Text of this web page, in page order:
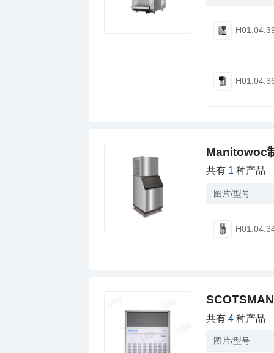
Manitowoc
共有 1 种产品
图片/型号
共有4 种产品
图片/型号